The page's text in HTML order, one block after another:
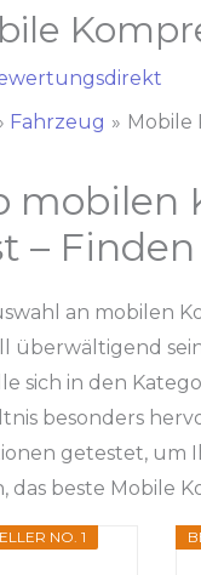
Fahrzeug Mobile
mobilen
–
an mobilen
überwältigend
sich in den
besonders
getestet, um
das beste Mobile
NO. 1